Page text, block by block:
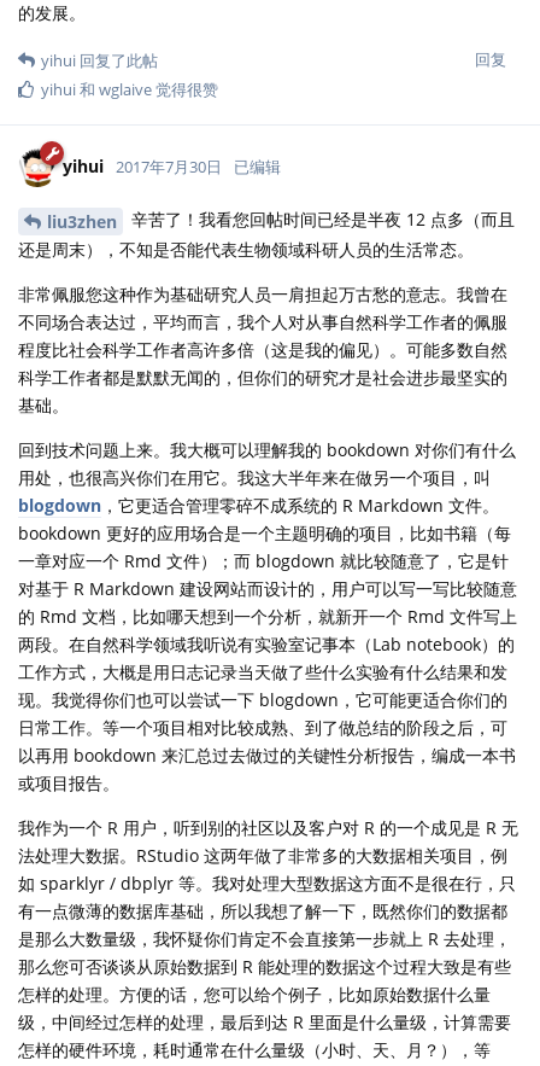
的发展。
回复
yihui 回复了此帖
yihui和 wglaive觉得很赞
yihui 2017年7月30日 已编辑
liu3zhen
辛苦了！我看您回帖时间已经是半夜 12 点多（而且
还是周末），不知是否能代表生物领域科研人员的生活常态。
非常佩服您这种作为基础研究人员一肩担起万古愁的意志。我曾在
不同场合表达过，平均而言，我个人对从事自然科学工作者的佩服
程度比社会科学工作者高许多倍（这是我的偏见）。可能多数自然
科学工作者都是默默无闻的，但你们的研究才是社会进步最坚实的
基础。
回到技术问题上来。我大概可以理解我的 bookdown 对你们有什么
用处，也很高兴你们在用它。我这大半年来在做另一个项目，叫
blogdown ，它更适合管理零碎不成系统的 R Markdown 文件。
bookdown 更好的应用场合是一个主题明确的项目，比如书籍（每
一章对应一个 Rmd 文件）；而 blogdown 就比较随意了，它是针
对基于 R Markdown 建设网站而设计的，用户可以写一写比较随意
的 Rmd 文档，比如哪天想到一个分析，就新开一个 Rmd 文件写上
两段。在自然科学领域我听说有实验室记事本（Lab notebook）的
工作方式，大概是用日志记录当天做了些什么实验有什么结果和发
现。我觉得你们也可以尝试一下 blogdown，它可能更适合你们的
日常工作。等一个项目相对比较成熟、到了做总结的阶段之后，可
以再用 bookdown 来汇总过去做过的关键性分析报告，编成一本书
或项目报告。
我作为一个 R 用户，听到别的社区以及客户对 R 的一个成见是 R 无
法处理大数据。RStudio 这两年做了非常多的大数据相关项目，例
如 sparklyr / dbplyr 等。我对处理大型数据这方面不是很在行，只
有一点微薄的数据库基础，所以我想了解一下，既然你们的数据都
是那么大数量级，我怀疑你们肯定不会直接第一步就上 R 去处理，
那么您可否谈谈从原始数据到 R 能处理的数据这个过程大致是有些
怎样的处理。方便的话，您可以给个例子，比如原始数据什么量
级，中间经过怎样的处理，最后到达 R 里面是什么量级，计算需要
怎样的硬件环境，耗时通常在什么量级（小时、天、月？），等